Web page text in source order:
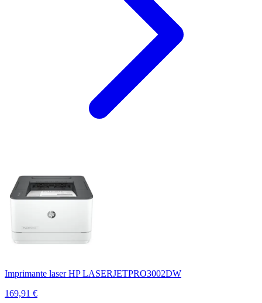
Imprimante laser HP LASERJETPRO3002DW
169,91 €